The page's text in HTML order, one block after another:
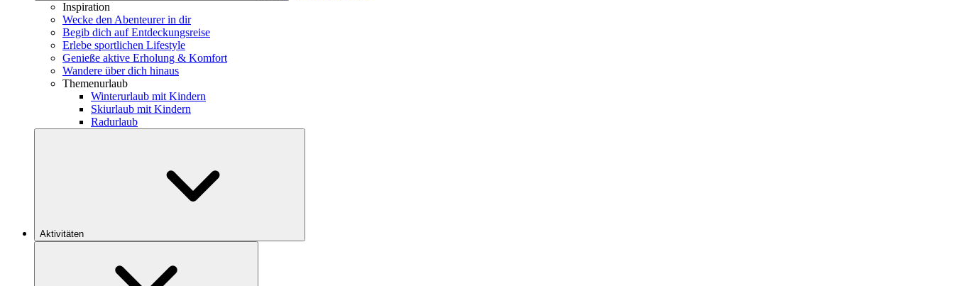
Inspiration
Wecke den Abenteurer in dir
Begib dich auf Entdeckungsreise
Erlebe sportlichen Lifestyle
Genieße aktive Erholung & Komfort
Wandere über dich hinaus
Themenurlaub
Winterurlaub mit Kindern
Skiurlaub mit Kindern
Radurlaub
Aktivitäten